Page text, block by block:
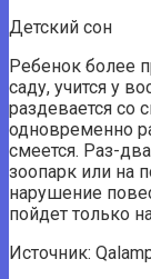
Детский сон
Ребенок более
саду, учится у
раздевается со
одновременно
смеется. Раз-
зоопарк или на
нарушение
пойдет только
Источник: